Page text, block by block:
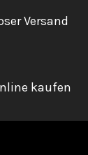
Versand
kaufen